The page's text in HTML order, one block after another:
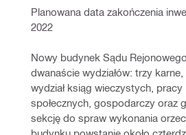
Planowana data zakończenia
2022
Nowy budynek Sądu
dwanaście wydziałów: trzy karne,
wydział ksiąg wieczystych, pracy
społecznych, gospodarczy oraz
sekcję do spraw wykonania